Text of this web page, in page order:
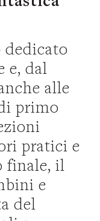
dedicato
e, dal
alle
primo
pratici e
finale, il
e
del